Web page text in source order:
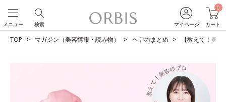
マイページ
0
カート
検索
メニュー
TOP マガジン（美容情報・読み物） ヘアのまとめ 【教えて！美